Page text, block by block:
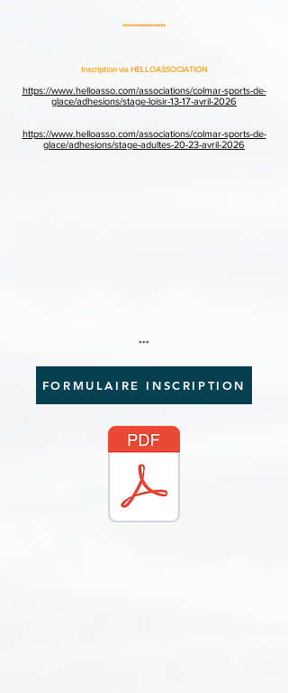
****************
​Inscription via HELLOASSOCIATION
https://www.helloasso.com/associations/colmar-sports-de-
glace/adhesions/stage-loisir-13-17-avril-2026
https://www.helloasso.com/associations/colmar-sports-de-
glace/adhesions/stage-adultes-20-23-avril-2026
***
FORMULAIRE INSCRIPTION